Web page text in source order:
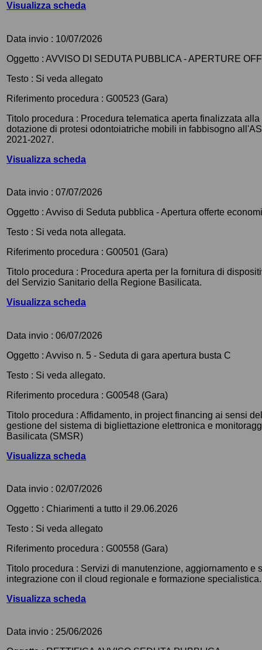
Visualizza scheda
Data invio : 10/07/2026
Oggetto :AVVISO DI SEDUTA PUBBLICA - APERTURE
Testo : Si veda allegato
Riferimento procedura :G00523 (Gara)
Titolo procedura : Procedura telematica aperta finalizzata
dotazione di protesi odontoiatriche mobili in fabbisogno
2021-2027.
Visualizza scheda
Data invio :07/07/2026
Oggetto :Avviso di Seduta pubblica - Apertura offerte
Testo : Si veda nota allegata.
Riferimento procedura :G00501 (Gara)
Titolo procedura : Procedura aperta per la fornitura di
del Servizio Sanitario della Regione Basilicata.
Visualizza scheda
Data invio :06/07/2026
Oggetto :Avviso n. 5 - Seduta di gara apertura busta C
Testo : Si veda allegato.
Riferimento procedura :G00548 (Gara)
Titolo procedura :Affidamento, in project financing ai sensi
gestione del sistema di bigliettazione elettronica e
Basilicata (SMSR)
Visualizza scheda
Data invio :02/07/2026
Oggetto :Chiarimenti a tutto il 29.06.2026
Testo : Si veda allegato
Riferimento procedura :G00558 (Gara)
Titolo procedura : Servizi di manutenzione, aggiornamento e
integrazione con il cloud regionale e formazione specialistica.
Visualizza scheda
Data invio : 25/06/2026